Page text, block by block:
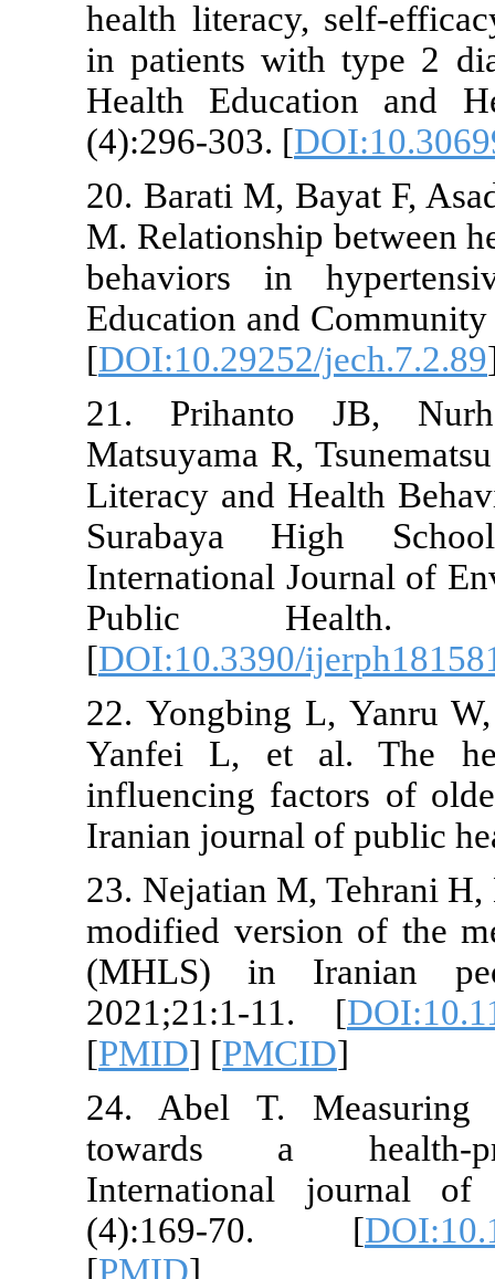
health
in patients
Health
(4):296-303. [
20. Barati
M.
behaviors
Education
[
21.
Matsuyama
Literacy and
Surabaya
International
Public
[
22.
Yanfei L,
influencing
Iranian
23. Nejatian
modified
(MHLS)
2021;21:1-
[PMID
24. Abel
towards a
(4):169-